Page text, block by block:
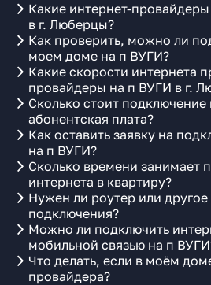
Какие интернет-
в г. Люберцы?
Как проверить, можно ли
моем доме на п ВУГИ?
Какие скорости интернета
провайдеры на п ВУГИ в г.
Сколько стоит подключение
абонентская плата?
Как оставить заявку на
на п ВУГИ?
Сколько времени занимает
интернета в квартиру?
Нужен ли роутер или
подключения?
Можно ли подключить
мобильной связью на п
Что делать, если в моём
провайдера?